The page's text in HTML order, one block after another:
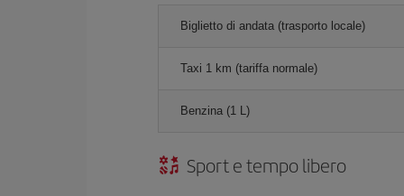
Biglietto di andata (trasporto locale)
Taxi 1 km (tariffa normale)
Benzina (1 L)
Sport e tempo libero